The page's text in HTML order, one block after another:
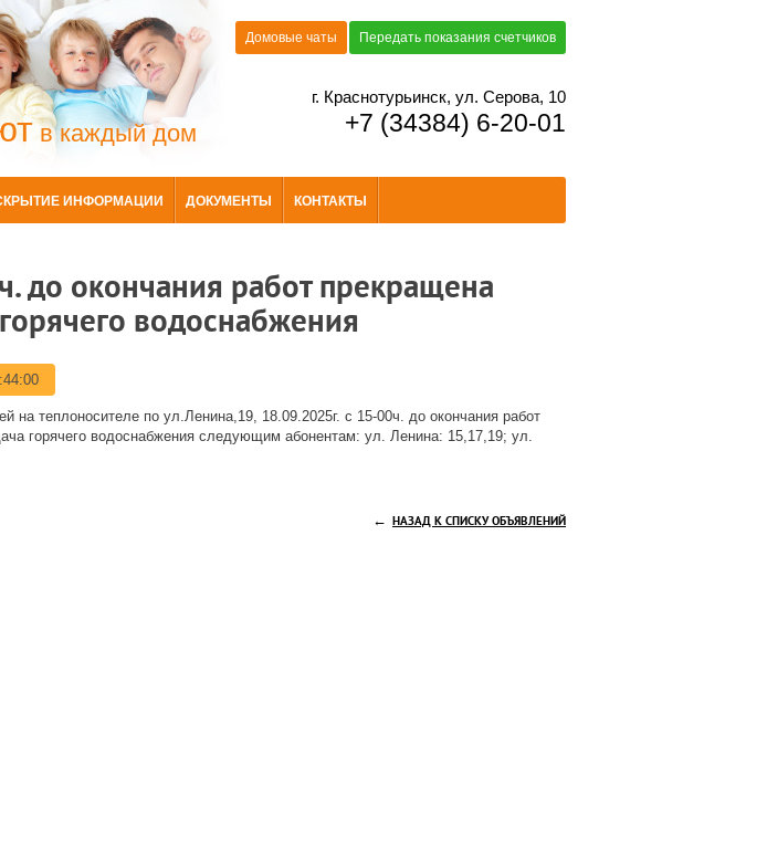
в каждый дом
Передать показания счетчиков
Домовые чаты
г. Краснотурьинск, ул. Серова, 10
+7 (34384) 6-20-01
ИНФОРМАЦИИ ДОКУМЕНТЫ КОНТАКТЫ
до окончания работ прекращена
водоснабжения
на теплоносителе по ул.Ленина,19, 18.09.2025г. с 15-00ч. до окончания работ
горячего водоснабжения следующим абонентам: ул. Ленина: 15,17,19; ул.
← НАЗАД К СПИСКУ ОБЪЯВЛЕНИЙ